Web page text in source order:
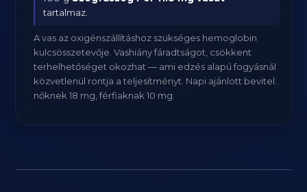
tartalmaz.
A vas az oxigénszállításhoz szükséges hemoglobin
kulcsösszetevője. Vashiány fáradtságot, csökkent
terhelhetőséget okozhat — ami edzés alapú fogyásnál
közvetlenül rontja a teljesítményt. Napi ajánlott bevitel:
nőknek 18 mg, férfiaknak 10 mg.